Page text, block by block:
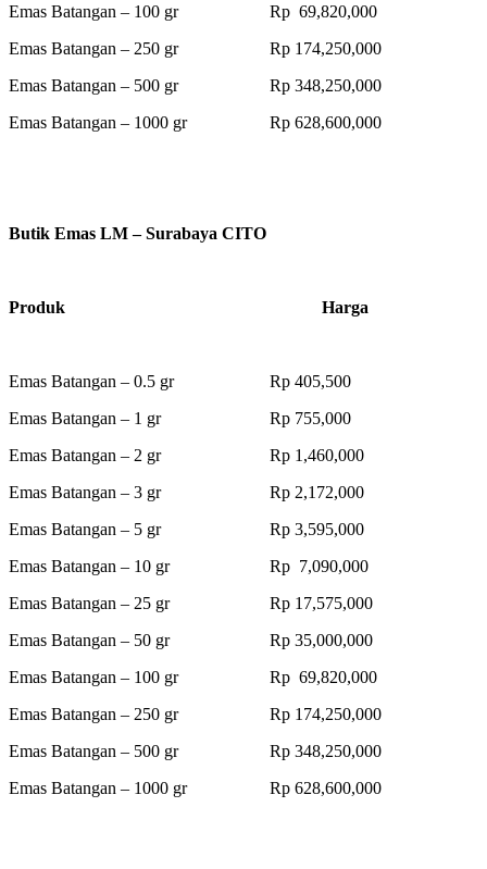
Emas Batangan – 100 gr Rp 69,820,000
Emas Batangan – 250 gr Rp 174,250,000
Emas Batangan – 500 gr Rp 348,250,000
Emas Batangan – 1000 gr Rp 628,600,000
Butik Emas LM – Surabaya CITO
Produk Harga
Emas Batangan – 0.5 gr Rp 405,500
Emas Batangan – 1 gr Rp 755,000
Emas Batangan – 2 gr Rp 1,460,000
Emas Batangan – 3 gr Rp 2,172,000
Emas Batangan – 5 gr Rp 3,595,000
Emas Batangan – 10 gr Rp 7,090,000
Emas Batangan – 25 gr Rp 17,575,000
Emas Batangan – 50 gr Rp 35,000,000
Emas Batangan – 100 gr Rp 69,820,000
Emas Batangan – 250 gr Rp 174,250,000
Emas Batangan – 500 gr Rp 348,250,000
Emas Batangan – 1000 gr Rp 628,600,000